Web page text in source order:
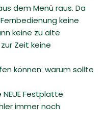
dem Menü raus. Da
keine
keine zu alte
Zeit keine
können: warum sollte
Festplatte
immer noch